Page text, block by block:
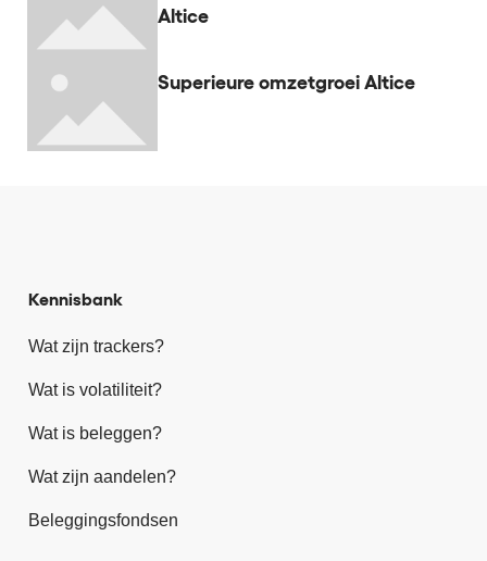
Altice
Superieure omzetgroei Altice
Kennisbank
Wat zijn trackers?
Wat is volatiliteit?
Wat is beleggen?
Wat zijn aandelen?
Beleggingsfondsen